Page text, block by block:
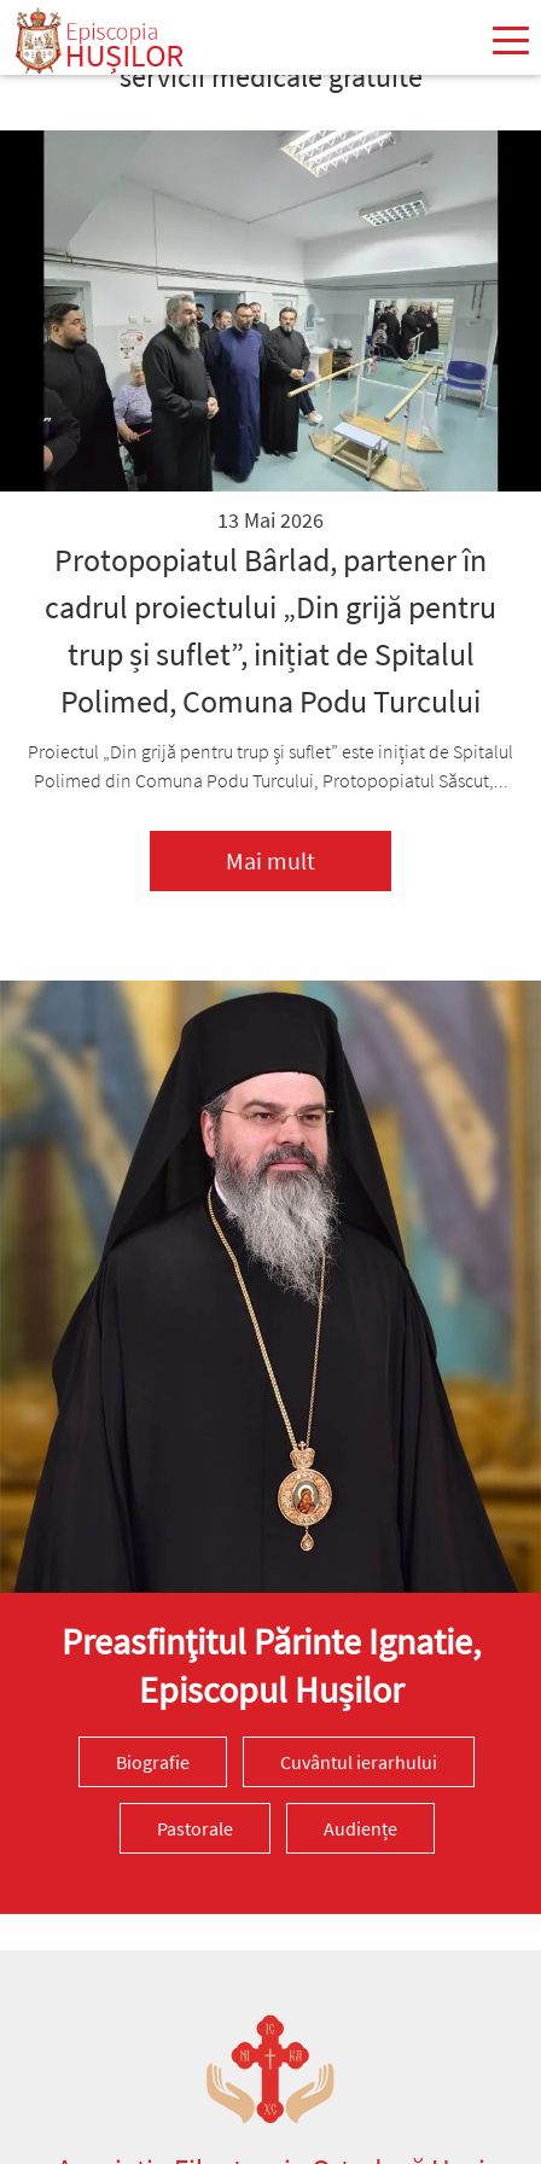
Mergi
conţinutul
servicii medicale gratuite
13 Mai 2026
Protopopiatul Bârlad, partener în
cadrul proiectului „Din grijă pentru
trup și suflet”, inițiat de Spitalul
Polimed, Comuna Podu Turcului
Proiectul „Din grijă pentru trup și suflet” este inițiat de Spitalul
Polimed din Comuna Podu Turcului, Protopopiatul Săscut,...
Mai mult
Preasfinţitul Părinte Ignatie,
Episcopul Hușilor
Biografie Cuvântul ierarhului
Pastorale Audiențe